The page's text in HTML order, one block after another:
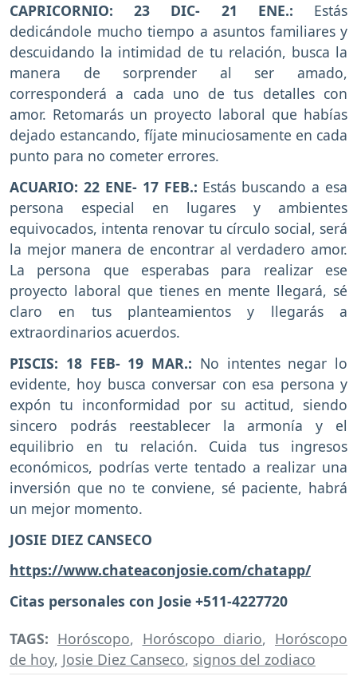
CAPRICORNIO: 23 DIC- 21 ENE.: Estás
dedicándole mucho tiempo a asuntos familiares y
descuidando la intimidad de tu relación, busca la
manera de sorprender al ser amado,
corresponderá a cada uno de tus detalles con
amor. Retomarás un proyecto laboral que habías
dejado estancando, fíjate minuciosamente en cada
punto para no cometer errores.
ACUARIO: 22 ENE- 17 FEB.: Estás buscando a esa
persona especial en lugares y ambientes
equivocados, intenta renovar tu círculo social, será
la mejor manera de encontrar al verdadero amor.
La persona que esperabas para realizar ese
proyecto laboral que tienes en mente llegará, sé
claro en tus planteamientos y llegarás a
extraordinarios acuerdos.
PISCIS: 18 FEB- 19 MAR.: No intentes negar lo
evidente, hoy busca conversar con esa persona y
expón tu inconformidad por su actitud, siendo
sincero podrás reestablecer la armonía y el
equilibrio en tu relación. Cuida tus ingresos
económicos, podrías verte tentado a realizar una
inversión que no te conviene, sé paciente, habrá
un mejor momento.
JOSIE DIEZ CANSECO
https://www.chateaconjosie.com/chatapp/
Citas personales con Josie +511-4227720
TAGS: Horóscopo, Horóscopo diario, Horóscopo
de hoy, Josie Diez Canseco, signos del zodiaco